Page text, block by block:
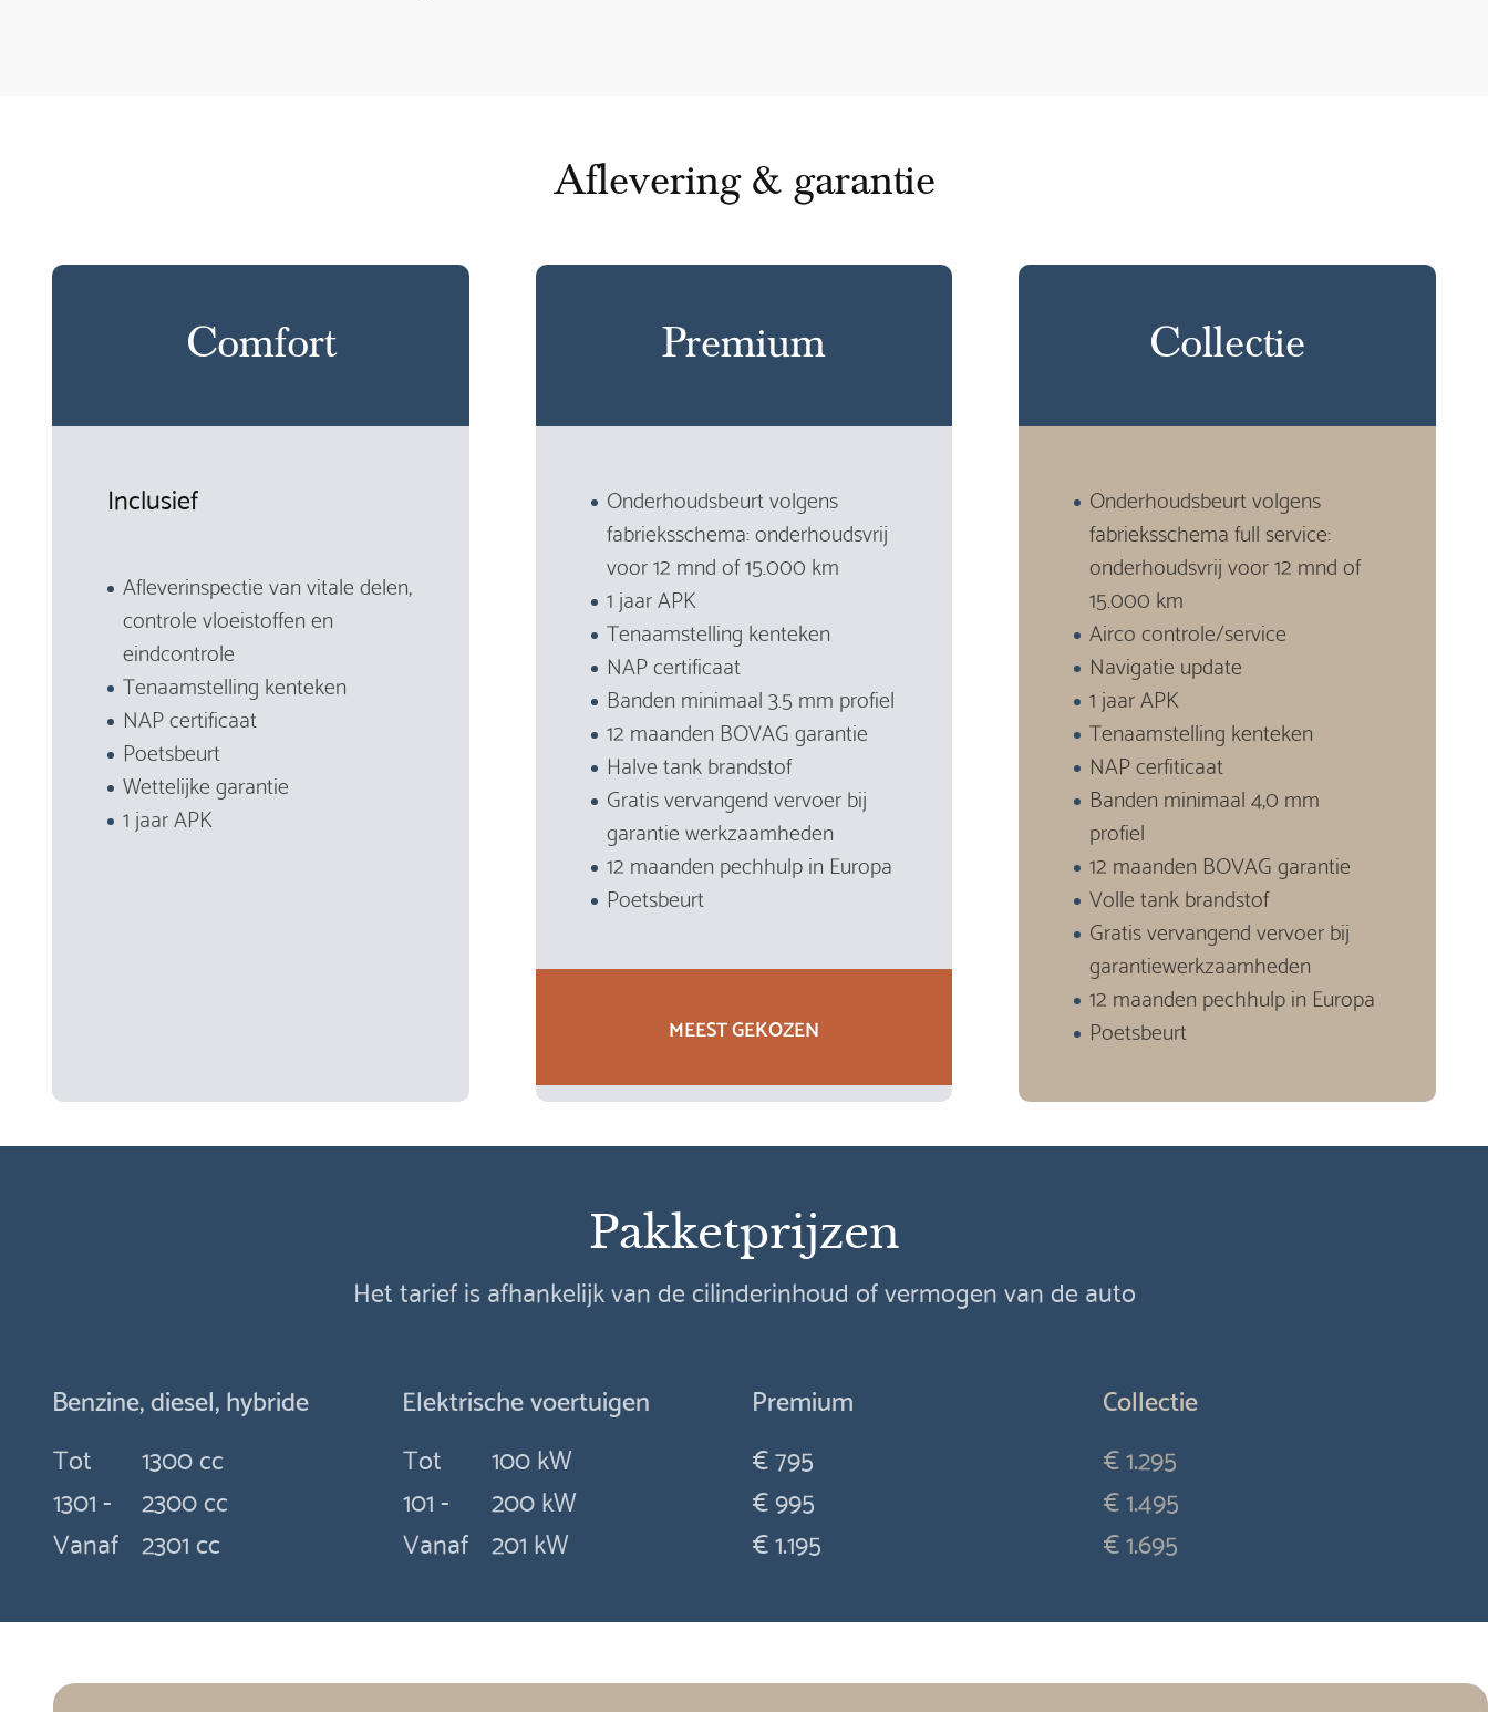
Aflevering & garantie
Comfort
Inclusief
Afleverinspectie van vitale delen,
controle vloeistoffen en
eindcontrole
Tenaamstelling kenteken
NAP certificaat
Poetsbeurt
Wettelijke garantie
1 jaar APK
Premium
Onderhoudsbeurt volgens
fabrieksschema: onderhoudsvrij
voor 12 mnd of 15.000 km
1 jaar APK
Tenaamstelling kenteken
NAP certificaat
Banden minimaal 3.5 mm profiel
12 maanden BOVAG garantie
Halve tank brandstof
Gratis vervangend vervoer bij
garantie werkzaamheden
12 maanden pechhulp in Europa
Poetsbeurt
MEEST GEKOZEN
Collectie
Onderhoudsbeurt volgens
fabrieksschema full service:
onderhoudsvrij voor 12 mnd of
15.000 km
Airco controle/service
Navigatie update
1 jaar APK
Tenaamstelling kenteken
NAP cerfiticaat
Banden minimaal 4,0 mm
profiel
12 maanden BOVAG garantie
Volle tank brandstof
Gratis vervangend vervoer bij
garantiewerkzaamheden
12 maanden pechhulp in Europa
Poetsbeurt
Pakketprijzen
Het tarief is afhankelijk van de cilinderinhoud of vermogen van de auto
Benzine, diesel, hybride
Tot
1300 cc
1301 -
2300 cc
Vanaf 2301 cc
Elektrische voertuigen
Tot
100 kW
101 -
200 kW
Vanaf 201 kW
Premium
€ 795
€ 995
€ 1.195
Collectie
€ 1.295
€ 1.495
€ 1.695